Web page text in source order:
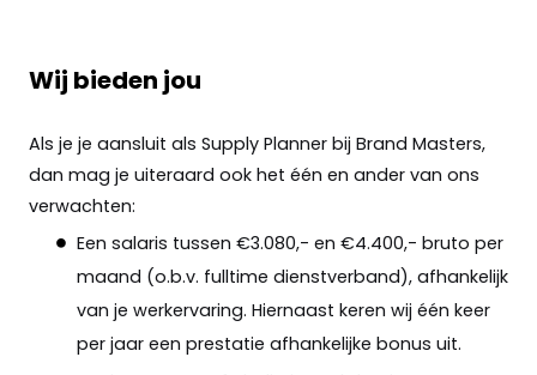
Wij bieden jou
Als je je aansluit als Supply Planner bij Brand Masters,
dan mag je uiteraard ook het één en ander van ons
verwachten:
Een salaris tussen €3.080,- en €4.400,- bruto per
maand (o.b.v. fulltime dienstverband), afhankelijk
van je werkervaring. Hiernaast keren wij één keer
per jaar een prestatie afhankelijke bonus uit.